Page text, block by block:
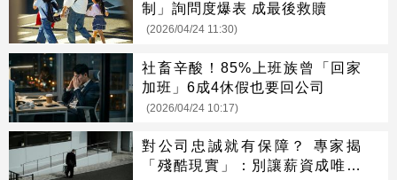
制」詢問度爆表 成最後救贖
(2026/04/24 11:30)
社畜辛酸！85%上班族曾「回家
加班」6成4休假也要回公司
(2026/04/24 10:17)
對公司忠誠就有保障？ 專家揭
「殘酷現實」：別讓薪資成唯一